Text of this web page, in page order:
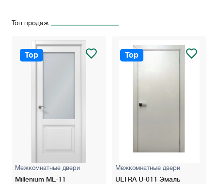
Топ продаж
Top
Межкомнатные двери
Millenium ML-11
Top
Межкомнатные двери
ULTRA U-011 Эмаль